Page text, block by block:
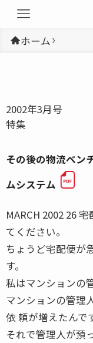
ホーム
2002年3月号
特集
その後の物流ベン
ムシステム
MARCH 2002 26
てください。
ちょうど宅配便が
す。
私はマンションの
マンションの管理
依 頼が増えたんで
それで管理人が預